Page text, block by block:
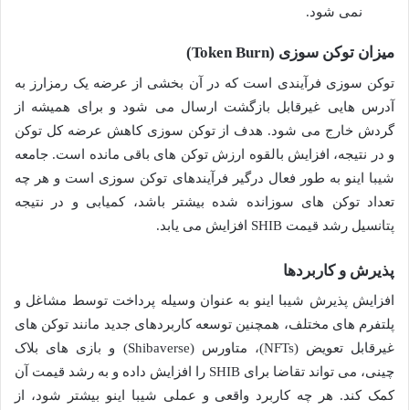
نمی شود.
میزان توکن سوزی (Token Burn)
توکن سوزی فرآیندی است که در آن بخشی از عرضه یک رمزارز به
آدرس هایی غیرقابل بازگشت ارسال می شود و برای همیشه از
گردش خارج می شود. هدف از توکن سوزی کاهش عرضه کل توکن
و در نتیجه، افزایش بالقوه ارزش توکن های باقی مانده است. جامعه
شیبا اینو به طور فعال درگیر فرآیندهای توکن سوزی است و هر چه
تعداد توکن های سوزانده شده بیشتر باشد، کمیابی و در نتیجه
پتانسیل رشد قیمت SHIB افزایش می یابد.
پذیرش و کاربردها
افزایش پذیرش شیبا اینو به عنوان وسیله پرداخت توسط مشاغل و
پلتفرم های مختلف، همچنین توسعه کاربردهای جدید مانند توکن های
غیرقابل تعویض (NFTs)، متاورس (Shibaverse) و بازی های بلاک
چینی، می تواند تقاضا برای SHIB را افزایش داده و به رشد قیمت آن
کمک کند. هر چه کاربرد واقعی و عملی شیبا اینو بیشتر شود، از